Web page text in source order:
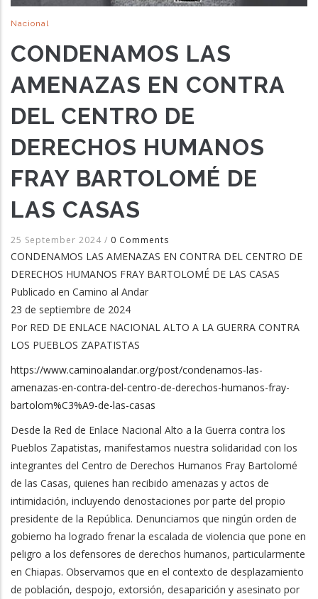
Nacional
CONDENAMOS LAS
AMENAZAS EN CONTRA
DEL CENTRO DE
DERECHOS HUMANOS
FRAY BARTOLOMÉ DE
LAS CASAS
25 September 2024 / 0 Comments
CONDENAMOS LAS AMENAZAS EN CONTRA DEL CENTRO DE
DERECHOS HUMANOS FRAY BARTOLOMÉ DE LAS CASAS
Publicado en Camino al Andar
23 de septiembre de 2024
Por RED DE ENLACE NACIONAL ALTO A LA GUERRA CONTRA
LOS PUEBLOS ZAPATISTAS
https://www.caminoalandar.org/post/condenamos-las-
amenazas-en-contra-del-centro-de-derechos-humanos-fray-
bartolom%C3%A9-de-las-casas
Desde la Red de Enlace Nacional Alto a la Guerra contra los
Pueblos Zapatistas, manifestamos nuestra solidaridad con los
integrantes del Centro de Derechos Humanos Fray Bartolomé
de las Casas, quienes han recibido amenazas y actos de
intimidación, incluyendo denostaciones por parte del propio
presidente de la República. Denunciamos que ningún orden de
gobierno ha logrado frenar la escalada de violencia que pone en
peligro a los defensores de derechos humanos, particularmente
en Chiapas. Observamos que en el contexto de desplazamiento
de población, despojo, extorsión, desaparición y asesinato por